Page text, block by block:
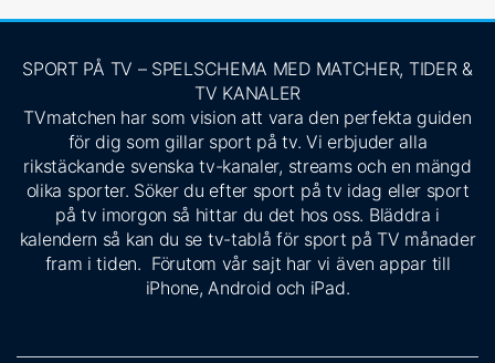
SPORT PÅ TV – SPELSCHEMA MED MATCHER, TIDER &
TV KANALER
TVmatchen har som vision att vara den perfekta guiden
för dig som gillar sport på tv. Vi erbjuder alla
rikstäckande svenska tv-kanaler, streams och en mängd
olika sporter. Söker du efter sport på tv idag eller sport
på tv imorgon så hittar du det hos oss. Bläddra i
kalendern så kan du se tv-tablå för sport på TV månader
fram i tiden. Förutom vår sajt har vi även appar till
iPhone, Android och iPad.